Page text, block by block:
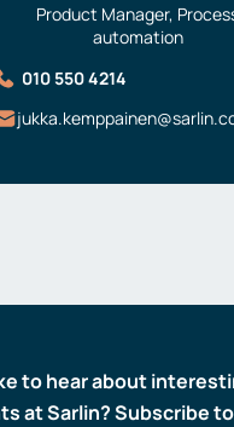
Product Manager,
automation
010 550 4214
to hear about
at Sarlin? Subscribe